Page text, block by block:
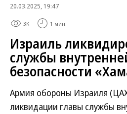
20.03.2025, 19:47
3K 1 мин.
Израиль
службы
безопасности
Армия обороны Израиля
ликвидации главы службы